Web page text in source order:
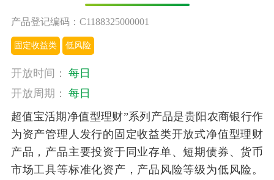
产品登记编码：C1188325000001
固定收益类 低风险
开放时间： 每日
开放周期： 每日
超值宝活期净值型理财”系列产品是贵阳农商银行作
为资产管理人发行的固定收益类开放式净值型理财
产品，产品主要投资于同业存单、短期债券、货币
市场工具等标准化资产，产品风险等级为低风险。